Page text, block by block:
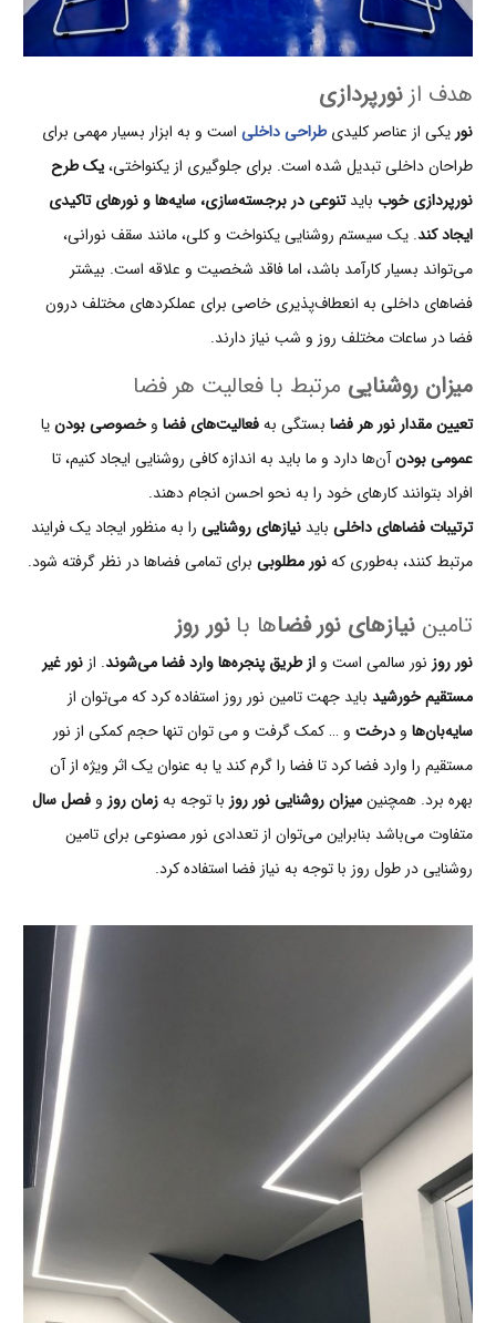
هدف ازنورپردازی
نوریکی از عناصر کلیدیطراحی داخلی است و به ابزار بسیار مهمی برای
طراحان داخلی تبدیل شده است. برای جلوگیری از یکنواختی،یک طرح
نورپردازی خوب بایدتنوعی در برجسته‌سازی، سایه‌ها و نورهای تاکیدی
ایجاد کند. یک سیستم روشنایی یکنواخت و کلی، مانند سقف نورانی،
می‌تواند بسیار کارآمد باشد، اما فاقد شخصیت و علاقه است. بیشتر
فضاهای داخلی به انعطاف‌پذیری خاصی برای عملکردهای مختلف درون
فضا در ساعات مختلف روز و شب نیاز دارند.
میزان روشنایی مرتبط با فعالیت هر فضا
تعیین مقدار نور هر فضا بستگی بهفعالیت‌های فضا وخصوصی بودنیا
عمومی بودنآن‌ها دارد و ما باید به اندازه کافی روشنایی ایجاد کنیم، تا
افراد بتوانند کارهای خود را به نحو احسن انجام دهند.
ترتیبات فضاهای داخلی باید نیازهای روشنایی را به منظور ایجاد یک فرایند
مرتبط کنند، به‌طوری کهنور مطلوبی برای تمامی فضاها در نظر گرفته شود.
تامین نیازهای نور فضاها بانور روز
نور روز نور سالمی است و از طریق پنجره‌ها وارد فضا می‌شوند. از نور غیر
مستقیم خورشید باید جهت تامین نور روز استفاده کرد که می‌توان از
سایه‌بان‌ها و درخت و … کمک گرفت و می توان تنها حجم کمکی از نور
مستقیم را وارد فضا کرد تا فضا را گرم کند یا به عنوان یک اثر ویژه از آن
بهره برد. همچنینمیزان روشنایی نور روز با توجه بهزمان روز و فصل سال
متفاوت می‌باشد بنابراین می‌توان از تعدادی نور مصنوعی برای تامین
روشنایی در طول روز با توجه به نیاز فضا استفاده کرد.